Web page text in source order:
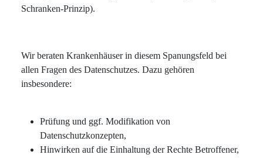
Schranken-Prinzip).
Wir beraten Krankenhäuser in diesem Spanungsfeld bei
allen Fragen des Datenschutzes. Dazu gehören
insbesondere:
Prüfung und ggf. Modifikation von
Datenschutzkonzepten,
Hinwirken auf die Einhaltung der Rechte Betroffener,